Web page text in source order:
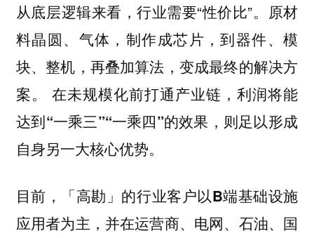
从底层逻辑来看，行业需要“性价比”。原材
料晶圆、气体，制作成芯片，到器件、模
块、整机，再叠加算法，变成最终的解决方
案。 在未规模化前打通产业链，利润将能
达到“一乘三”“一乘四”的效果，则足以形成
自身另一大核心优势。
目前，
「高勘」的行业客户以B端基础设施
应用者为主，并在运营商、电网、石油、国